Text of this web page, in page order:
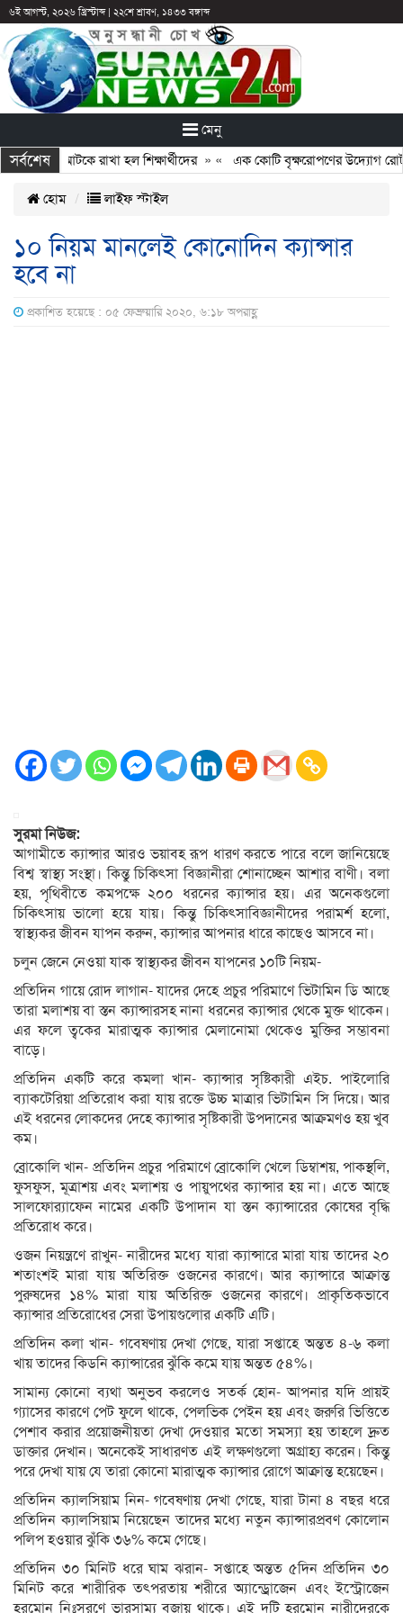
৬ই আগস্ট, ২০২৬ খ্রিস্টাব্দ| ২২শে শ্রাবণ, ১৪৩৩ বঙ্গাব্দ
মেনু
সর্বশেষ
পরও আটকে রাখা হল শিক্ষার্থীদের» « এক কোটি বৃক্ষরোপণের উদ্যোগ
হোম লাইফ স্টাইল
১০ নিয়ম মানলেই কোনোদিন ক্যান্সার
হবে না
প্রকাশিত হয়েছে : ০৫ ফেব্রুয়ারি ২০২০, ৬:১৮ অপরাহ্ণ
সুরমা নিউজ:
আগামীতে ক্যান্সার আরও ভয়াবহ রূপ ধারণ করতে পারে বলে জানিয়েছে
বিশ্ব স্বাস্থ্য সংস্থা। কিন্তু চিকিৎসা বিজ্ঞানীরা শোনাচ্ছেন আশার বাণী। বলা
হয়, পৃথিবীতে কমপক্ষে ২০০ ধরনের ক্যান্সার হয়। এর অনেকগুলো
চিকিৎসায় ভালো হয়ে যায়। কিন্তু চিকিৎসাবিজ্ঞানীদের পরামর্শ হলো,
স্বাস্থ্যকর জীবন যাপন করুন, ক্যান্সার আপনার ধারে কাছেও আসবে না।
চলুন জেনে নেওয়া যাক স্বাস্থ্যকর জীবন যাপনের ১০টি নিয়ম-
প্রতিদিন গায়ে রোদ লাগান- যাদের দেহে প্রচুর পরিমাণে ভিটামিন ডি আছে
তারা মলাশয় বা স্তন ক্যান্সারসহ নানা ধরনের ক্যান্সার থেকে মুক্ত থাকেন।
এর ফলে ত্বকের মারাত্মক ক্যান্সার মেলানোমা থেকেও মুক্তির সম্ভাবনা
বাড়ে।
প্রতিদিন একটি করে কমলা খান- ক্যান্সার সৃষ্টিকারী এইচ. পাইলোরি
ব্যাকটেরিয়া প্রতিরোধ করা যায় রক্তে উচ্চ মাত্রার ভিটামিন সি দিয়ে। আর
এই ধরনের লোকদের দেহে ক্যান্সার সৃষ্টিকারী উপদানের আক্রমণও হয় খুব
কম।
ব্রোকোলি খান- প্রতিদিন প্রচুর পরিমাণে ব্রোকোলি খেলে ডিম্বাশয়, পাকস্থলি,
ফুসফুস, মূত্রাশয় এবং মলাশয় ও পায়ুপথের ক্যান্সার হয় না। এতে আছে
সালফোর‌্যাফেন নামের একটি উপাদান যা স্তন ক্যান্সারের কোষের বৃদ্ধি
প্রতিরোধ করে।
ওজন নিয়ন্ত্রণে রাখুন- নারীদের মধ্যে যারা ক্যান্সারে মারা যায় তাদের ২০
শতাংশই মারা যায় অতিরিক্ত ওজনের কারণে। আর ক্যান্সারে আক্রান্ত
পুরুষদের ১৪% মারা যায় অতিরিক্ত ওজনের কারণে। প্রাকৃতিকভাবে
ক্যান্সার প্রতিরোধের সেরা উপায়গুলোর একটি এটি।
প্রতিদিন কলা খান- গবেষণায় দেখা গেছে, যারা সপ্তাহে অন্তত ৪-৬ কলা
খায় তাদের কিডনি ক্যান্সারের ঝুঁকি কমে যায় অন্তত ৫৪%।
সামান্য কোনো ব্যথা অনুভব করলেও সতর্ক হোন- আপনার যদি প্রায়ই
গ্যাসের কারণে পেট ফুলে থাকে, পেলভিক পেইন হয় এবং জরুরি ভিত্তিতে
পেশাব করার প্রয়োজনীয়তা দেখা দেওয়ার মতো সমস্যা হয় তাহলে দ্রুত
ডাক্তার দেখান। অনেকেই সাধারণত এই লক্ষণগুলো অগ্রাহ্য করেন। কিন্তু
পরে দেখা যায় যে তারা কোনো মারাত্মক ক্যান্সার রোগে আক্রান্ত হয়েছেন।
প্রতিদিন ক্যালসিয়াম নিন- গবেষণায় দেখা গেছে, যারা টানা ৪ বছর ধরে
প্রতিদিন ক্যালসিয়াম নিয়েছেন তাদের মধ্যে নতুন ক্যান্সারপ্রবণ কোলোন
পলিপ হওয়ার ঝুঁকি ৩৬% কমে গেছে।
প্রতিদিন ৩০ মিনিট ধরে ঘাম ঝরান- সপ্তাহে অন্তত ৫দিন প্রতিদিন ৩০
মিনিট করে শারীরিক তৎপরতায় শরীরে অ্যান্ড্রোজেন এবং ইস্ট্রোজেন
হরমোন নিঃসরণে ভারসাম্য বজায় থাকে। এই দুটি হরমোন নারীদেরকে